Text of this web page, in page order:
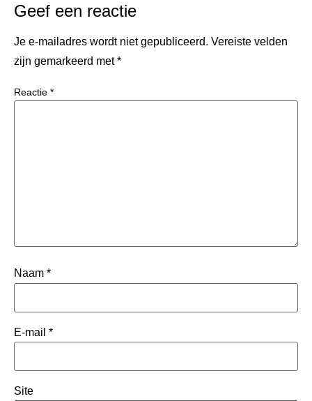
Geef een reactie
Je e-mailadres wordt niet gepubliceerd. Vereiste velden
zijn gemarkeerd met*
Reactie *
Naam *
E-mail *
Site